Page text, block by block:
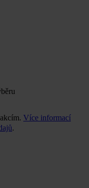
Více informací
.